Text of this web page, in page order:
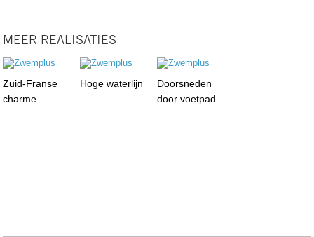
MEER REALISATIES
Zuid-Franse
charme
Hoge waterlijn
Doorsneden
door voetpad